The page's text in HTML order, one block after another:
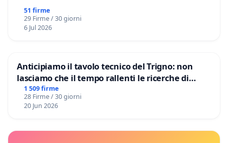
51 firme
29 Firme / 30 giorni
6 Jul 2026
Anticipiamo il tavolo tecnico del Trigno: non
lasciamo che il tempo rallenti le ricerche di
Domenico Racanati
1 509 firme
28 Firme / 30 giorni
20 Jun 2026